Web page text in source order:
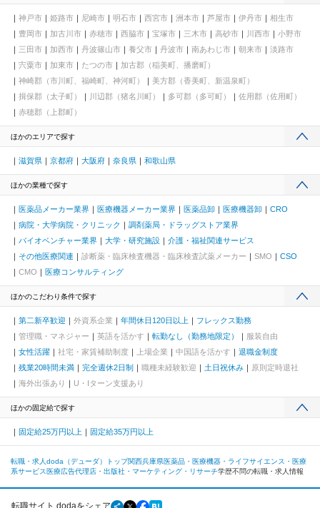
神戸市 姫路市 尼崎市 明石市 西宮市 洲本市 芦屋市 伊丹市
相生市
豊岡市
加古川市 赤穂市 西脇市 宝塚市 三木市 高砂市 川西市
小野市
三田市
加西市 丹波篠山市 養父市 丹波市 南あわじ市 朝来市
淡路市
宍粟市
加東市 たつの市
加古郡（稲美町、播磨町）
神崎郡（市川町、福崎町、神河町）
美方郡（香美町、新温泉町）
揖保郡（太子町）
川辺郡（猪名川町） 多可郡（多可町）
佐用郡（佐用町）
赤穂郡（上郡町）
ほかのエリアで探す
滋賀県 京都府 大阪府 奈良県 和歌山県
ほかの業種で探す
医薬品メーカー業界 医療機器メーカー業界 医薬品卸 医療機器卸
CRO
病院・大学病院・クリニック
調剤薬局・ドラッグストア業界
バイオベンチャー業界
大学・研究施設
介護・福祉関連サービス
その他医療関連
診断薬・臨床検査機器・臨床検査試薬メーカー SMO
CSO
CMO
医療コンサルティング
ほかのこだわり条件で探す
第二新卒歓迎 外資系企業 年間休日120日以上
フレックス勤務
管理職・マネジャー
英語を活かす 転勤なし（勤務地限定）
服装自由
女性活躍
社宅・家賃補助制度 上場企業 中国語を活かす
退職金制度
残業20時間未満
完全週休2日制 職種未経験歓迎 土日祝休み
原則定時退社
海外出張あり
U・Iターン支援あり
ほかの固定給で探す
固定給25万円以上 固定給35万円以上
転職・求人doda（デューダ）トップ関西兵庫県医薬品・医療機器・ライフサイエンス・医療
系サービス 医療広告代理店・出版社・マーケティング・リサーチ学歴不問の転職・求人情報
転職サイト dodaをシェア